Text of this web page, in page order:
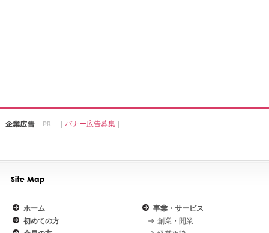
｜ バナー広告募集 ｜
ホーム
初めての方
事業・サービス
創業・開業